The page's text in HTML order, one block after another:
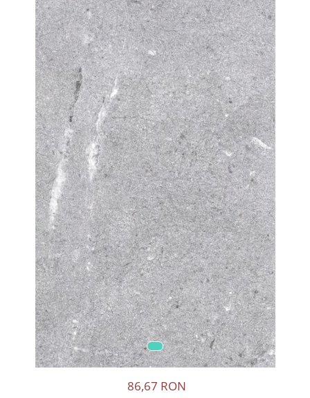
86,67 RON